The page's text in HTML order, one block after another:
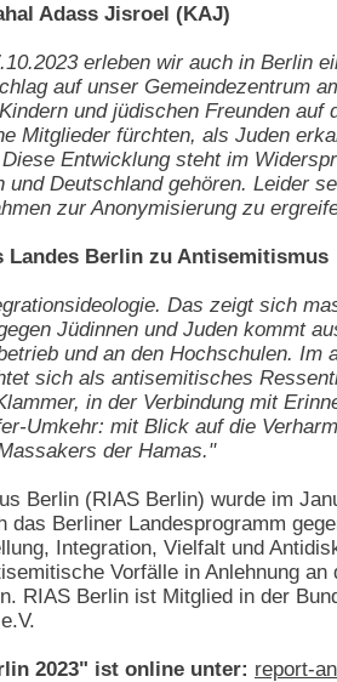
Adass Jisroel (KAJ)
erleben wir auch in Berlin
auf unser Gemeindezentrum
und jüdischen Freunden
Mitglieder fürchten, als Juden
Entwicklung steht im
Deutschland gehören. Leider
zur Anonymisierung zu
Landes Berlin zu Antisemitismus
Das zeigt sich
Jüdinnen und Juden kommt
und an den Hochschulen.
sich als antisemitisches
in der Verbindung mit
Umkehr: mit Blick auf die
der Hamas."
Berlin (RIAS Berlin) wurde im
das Berliner Landesprogramm
Integration, Vielfalt und
Vorfälle in Anlehnung
RIAS Berlin ist Mitglied in der
2023" ist online unter: report-